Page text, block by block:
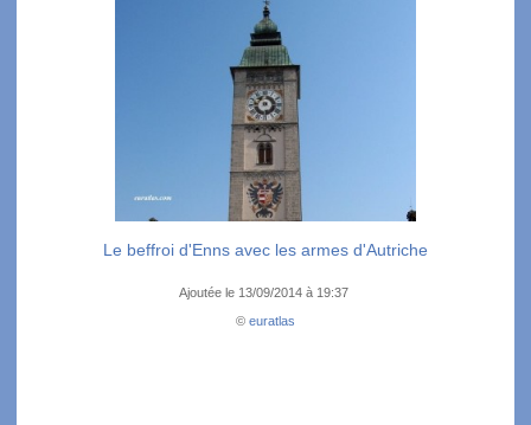
Le beffroi d'Enns avec les armes d'Autriche
Ajoutée le 13/09/2014 à 19:37
© euratlas